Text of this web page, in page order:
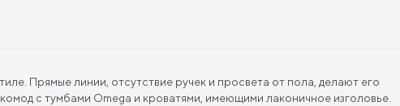
Прямые линии, отсутствие ручек и просвета от пола, делают его
с тумбами Omega и кроватями, имеющими лаконичное изголовье.